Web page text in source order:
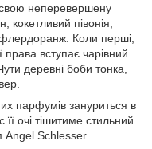
неперевершену
півонія,
Коли перші,
вступає чарівний
Чути деревні боби тонка,
парфумів зануриться в
її очі тішитиме стильний
Schlesser.